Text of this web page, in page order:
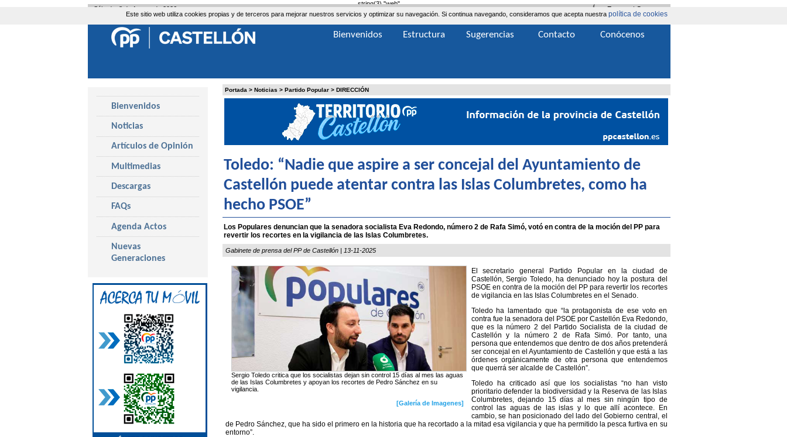
string(3) "web"
Este sitio web utiliza cookies propias y de terceros para mejorar nuestros servicios y optimizar su navegación. Si continua navegando, consideramos que acepta nuestra política de cookies
Portada > Noticias > Partido Popular> DIRECCIÓN
Toledo: “Nadie que aspire a ser concejal del Ayuntamiento de
Castellón puede atentar contra las Islas Columbretes, como ha
hecho PSOE”
Los Populares denuncian que la senadora socialista Eva Redondo, número 2 de Rafa Simó, votó en contra de la moción del PP para
revertir los recortes en la vigilancia de las Islas Columbretes.
Gabinete de prensa del PP de Castellón | 13-11-2025
Sergio Toledo critica que los socialistas dejan sin control 15 días al mes las aguas
de las Islas Columbretes y apoyan los recortes de Pedro Sánchez en su
vigilancia.
[Galería de Imagenes]
El secretario general Partido Popular en la ciudad de
Castellón, Sergio Toledo, ha denunciado hoy la postura del
PSOE en contra de la moción del PP para revertir los recortes
de vigilancia en las Islas Columbretes en el Senado.
Toledo ha lamentado que “la protagonista de ese voto en
contra fue la senadora del PSOE por Castellón Eva Redondo,
que es la número 2 del Partido Socialista de la ciudad de
Castellón y la número 2 de Rafa Simó. Por tanto, una
persona que entendemos que dentro de dos años pretenderá
ser concejal en el Ayuntamiento de Castellón y que está a las
órdenes orgánicamente de otra persona que entendemos
que querrá ser alcalde de Castellón”.
Toledo ha criticado así que los socialistas “no han visto
prioritario defender la biodiversidad y la Reserva de las Islas
Columbretes, dejando 15 días al mes sin ningún tipo de
control las aguas de las islas y lo que allí acontece. En
cambio, se han posicionado del lado del Gobierno central, el
de Pedro Sánchez, que ha sido el primero en la historia que ha recortado a la mitad esa vigilancia y que ha permitido la pesca furtiva en su
entorno”.
Bienvenidos
Noticias
Artículos de Opinión
Multimedias
Descargas
FAQs
Agenda Actos
Nuevas
Generaciones
Sábado, 8 de Agosto de 2026 |Contacta
Área Extranet
Bienvenidos Estructura Sugerencias Contacto Conócenos